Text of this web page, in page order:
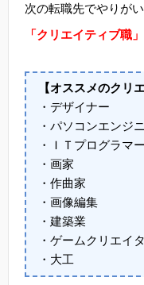
次の転職先でやりが
「クリエイティブ職」
【オススメのクリ
・デザイナー
・パソコンエンジ
・ＩＴプログラマー
・画家
・作曲家
・画像編集
・建築業
・ゲームクリエイ
・大工